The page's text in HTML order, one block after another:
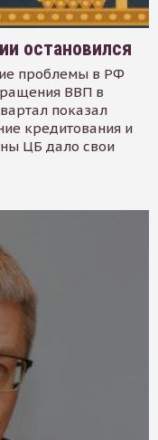
остановился
проблемы в РФ
ВВП в
показал
кредитования и
ЦБ дало свои